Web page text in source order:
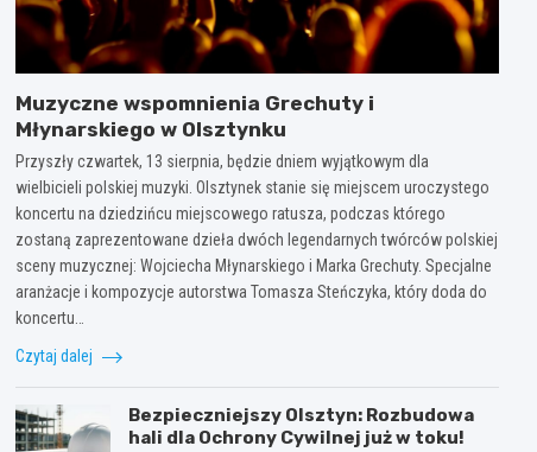
Muzyczne wspomnienia Grechuty i
Młynarskiego w Olsztynku
Przyszły czwartek, 13 sierpnia, będzie dniem wyjątkowym dla
wielbicieli polskiej muzyki. Olsztynek stanie się miejscem uroczystego
koncertu na dziedzińcu miejscowego ratusza, podczas którego
zostaną zaprezentowane dzieła dwóch legendarnych twórców polskiej
sceny muzycznej: Wojciecha Młynarskiego i Marka Grechuty. Specjalne
aranżacje i kompozycje autorstwa Tomasza Steńczyka, który doda do
koncertu…
Czytaj dalej
Bezpieczniejszy Olsztyn: Rozbudowa
hali dla Ochrony Cywilnej już w toku!